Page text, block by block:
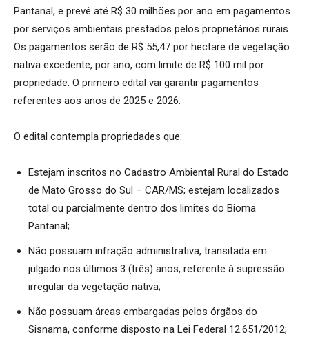
Pantanal, e prevê até R$ 30 milhões por ano em pagamentos
por serviços ambientais prestados pelos proprietários rurais.
Os pagamentos serão de R$ 55,47 por hectare de vegetação
nativa excedente, por ano, com limite de R$ 100 mil por
propriedade. O primeiro edital vai garantir pagamentos
referentes aos anos de 2025 e 2026.
O edital contempla propriedades que:
Estejam inscritos no Cadastro Ambiental Rural do Estado
de Mato Grosso do Sul – CAR/MS; estejam localizados
total ou parcialmente dentro dos limites do Bioma
Pantanal;
Não possuam infração administrativa, transitada em
julgado nos últimos 3 (três) anos, referente à supressão
irregular da vegetação nativa;
Não possuam áreas embargadas pelos órgãos do
Sisnama, conforme disposto na Lei Federal 12.651/2012;